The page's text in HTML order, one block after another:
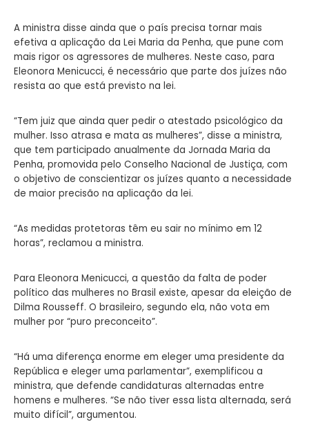
A ministra disse ainda que o país precisa tornar mais
efetiva a aplicação da Lei Maria da Penha, que pune com
mais rigor os agressores de mulheres. Neste caso, para
Eleonora Menicucci, é necessário que parte dos juízes não
resista ao que está previsto na lei.
“Tem juiz que ainda quer pedir o atestado psicológico da
mulher. Isso atrasa e mata as mulheres”, disse a ministra,
que tem participado anualmente da Jornada Maria da
Penha, promovida pelo Conselho Nacional de Justiça, com
o objetivo de conscientizar os juízes quanto a necessidade
de maior precisão na aplicação da lei.
“As medidas protetoras têm eu sair no mínimo em 12
horas”, reclamou a ministra.
Para Eleonora Menicucci, a questão da falta de poder
político das mulheres no Brasil existe, apesar da eleição de
Dilma Rousseff. O brasileiro, segundo ela, não vota em
mulher por “puro preconceito”.
“Há uma diferença enorme em eleger uma presidente da
República e eleger uma parlamentar”, exemplificou a
ministra, que defende candidaturas alternadas entre
homens e mulheres. “Se não tiver essa lista alternada, será
muito difícil”, argumentou.